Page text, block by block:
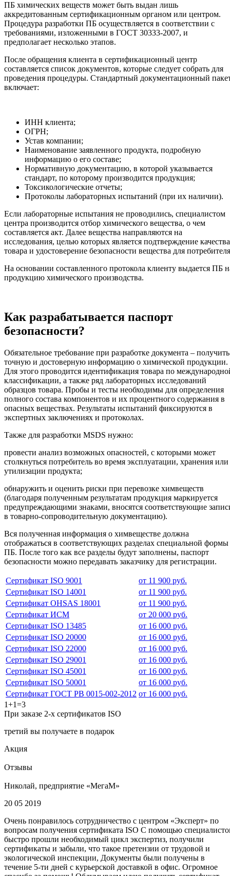
ПБ химических веществ может быть выдан лишь
аккредитованным сертификационным органом или центром.
Процедура разработки ПБ осуществляется в соответствии с
требованиями, изложенными в ГОСТ 30333-2007, и
предполагает несколько этапов.
После обращения клиента в сертификационный центр
составляется список документов, которые следует собрать для
проведения процедуры. Стандартный документационный
включает:
ИНН клиента;
ОГРН;
Устав компании;
Наименование заявленного продукта, подробную
информацию о его составе;
Нормативную документацию, в которой указывается
стандарт, по которому производится продукция;
Токсикологические отчеты;
Протоколы лабораторных испытаний (при их наличии).
Если лабораторные испытания не проводились, специалистом
центра производится отбор химического вещества, о чем
составляется акт. Далее вещества направляются на
исследования, целью которых является подтверждение качества
товара и удостоверение безопасности вещества для
На основании составленного протокола клиенту выдается ПБ
продукцию химического производства.
Как разрабатывается паспорт
безопасности?
Обязательное требование при разработке документа – получить
точную и достоверную информацию о химической продукции.
Для этого проводится идентификация товара по
классификации, а также ряд лабораторных исследований
образцов товара. Пробы и тесты необходимы для определения
полного состава компонентов и их процентного содержания в
опасных веществах. Результаты испытаний фиксируются в
экспертных заключениях и протоколах.
Также для разработки MSDS нужно:
провести анализ возможных опасностей, с которыми может
столкнуться потребитель во время эксплуатации, хранения или
утилизации продукта;
обнаружить и оценить риски при перевозке химвеществ
(благодаря полученным результатам продукция маркируется
предупреждающими знаками, вносятся соответствующие
в товарно-сопроводительную документацию).
Вся полученная информация о химвеществе должна
отображаться в соответствующих разделах специальной формы
ПБ. После того как все разделы будут заполнены, паспорт
безопасности можно передавать заказчику для регистрации.
Сертификат ISO 9001
от 11 900 руб.
Сертификат ISO 14001
от 11 900 руб.
Сертификат OHSAS 18001
от 11 900 руб.
Сертификат ИСМ
от 20 000 руб.
Сертификат ISO 13485
от 16 000 руб.
Сертификат ISO 20000
от 16 000 руб.
Сертификат ISO 22000
от 16 000 руб.
Сертификат ISO 29001
от 16 000 руб.
Сертификат ISO 45001
от 16 000 руб.
Сертификат ISO 50001
от 16 000 руб.
Сертификат ГОСТ РВ 0015-002-2012 от 16 000 руб.
1+1=3
При заказе 2-х сертификатов ISO
третий вы получаете в подарок
Акция
Отзывы
Николай, предприятие «МегаМ»
20 05 2019
Очень понравилось сотрудничество с центром «Эксперт» по
вопросам получения сертификата ISO С помощью
быстро прошли необходимый цикл экспертиз, получили
сертификаты и забыли, что такое претензии от трудовой и
экологической инспекции, Документы были получены в
течение 5-ти дней с курьерской доставкой в офис. Огромное